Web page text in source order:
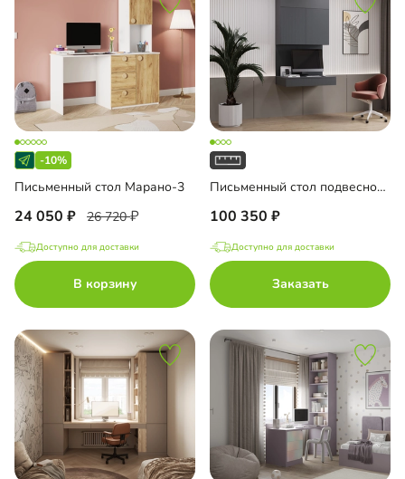
-10%
Письменный стол Марано-3
24 050 26 720
Доступно для доставки
В корзину
Письменный стол подвесной Мобаро-9
100 350
Доступно для доставки
Заказать